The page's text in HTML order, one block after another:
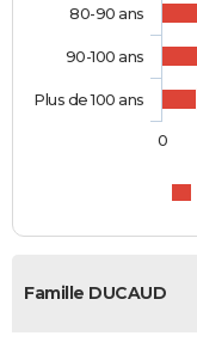
80-90 ans
90-100 ans
Plus de 100 ans
0
Famille DUCAUD